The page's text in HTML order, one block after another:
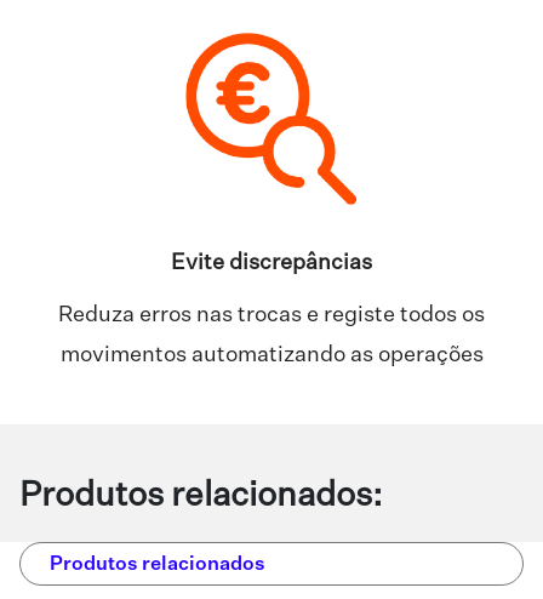
Evite discrepâncias
Reduza erros nas trocas e registe todos os
movimentos automatizando as operações
Produtos relacionados:
Produtos relacionados